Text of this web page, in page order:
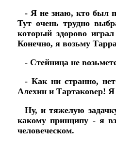
- Я не знаю, кто был
Тут очень трудно
который здорово
Конечно, я возьму
- Стейница не
- Как ни странно,
Алехин и Тартаковер! Я
Ну, и тяжелую
какому принципу - я
человеческом.